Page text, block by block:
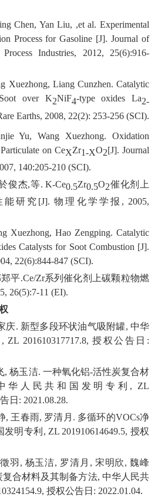
Chen, Yan Liu, ,et al. Experimental
Process for Gasoline [J]. Journal of
Industries, 2012, 25(6):916-
Xuezhong, Liang Cunzhen. Catalytic
over K2NiF4-type oxides La2-
Earths, 2008, 22(2): 253-256 (SCI).
Yu, Wang Xuezhong. Oxidation
on CeXZr1-XO2[J]. Journal
140:205-210 (SCI).
俊杰,等. K-Ce0.5Zr0.5O2催化剂上
研究[J]. 物理化学学报, 2005,
Xuezhong, Hao Zengping. Catalytic
Catalysts for Soot Combustion [J].
22(6):844-847 (SCI).
平.Ce/Zr系列催化剂上碳颗粒物燃
26(5):7-11 (EI).
庆. 新型多段环状油气吸附罐, 中华
201610317717.8, 授权公告日:
, 杨玉洁. 一种氧化铝-活性炭复合材
华人民共和国发明专利, ZL
日: 2021.08.28.
, 王春雨, 罗清月. 多循环的VOCs净
明专利, ZL 201910614649.5, 授权
羽, 杨玉洁, 罗清月, 宋明欣, 魏峰
合材料及其制备方法, 中华人民共
授权公告日: 2022.01.04.